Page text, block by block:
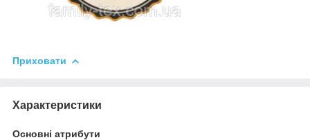
Приховати
Характеристики
Основні атрибути